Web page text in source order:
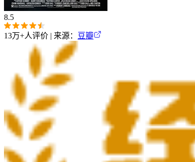
8.5
13万+人评价 | 来源： 豆瓣